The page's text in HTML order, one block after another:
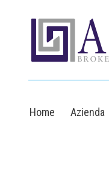
Home Azienda